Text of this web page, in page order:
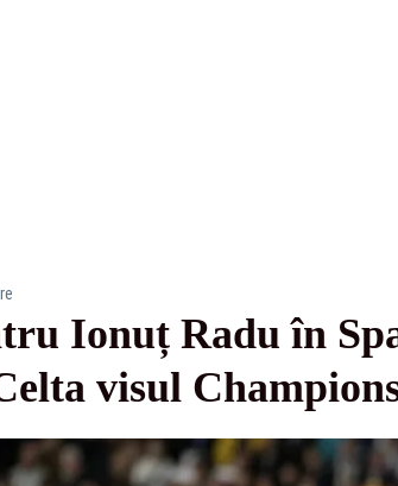
Ionuț Radu în
visul